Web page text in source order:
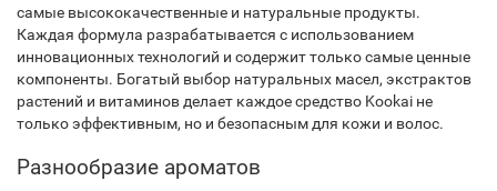
самые высококачественные и натуральные продукты.
Каждая формула разрабатывается с использованием
инновационных технологий и содержит только самые ценные
компоненты. Богатый выбор натуральных масел, экстрактов
растений и витаминов делает каждое средство Kookai не
только эффективным, но и безопасным для кожи и волос.
Разнообразие ароматов